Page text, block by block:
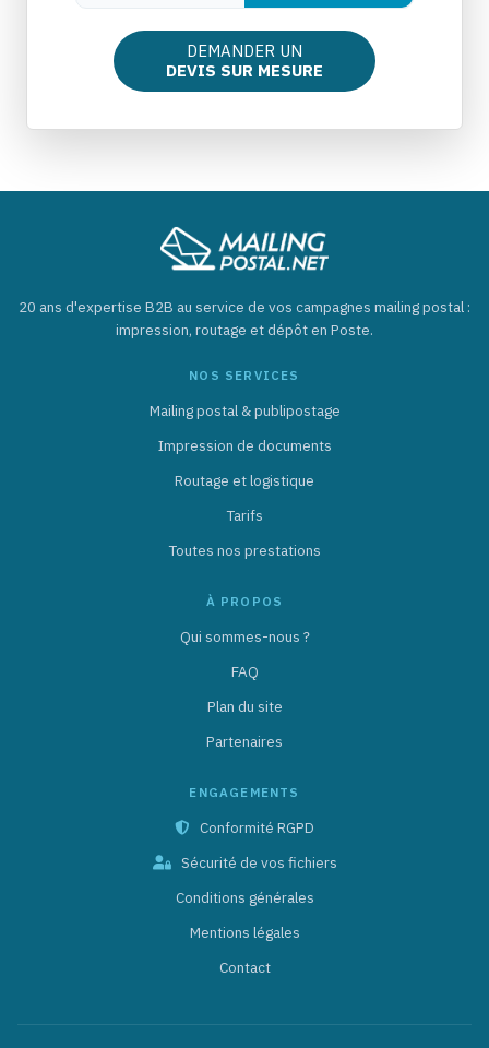
DEMANDER UN
DEVIS SUR MESURE
20 ans d'expertise B2B au service de vos campagnes mailing postal :
impression, routage et dépôt en Poste.
NOS SERVICES
Mailing postal & publipostage
Impression de documents
Routage et logistique
Tarifs
Toutes nos prestations
À PROPOS
Qui sommes-nous ?
FAQ
Plan du site
Partenaires
ENGAGEMENTS
Conformité RGPD
Sécurité de vos fichiers
Conditions générales
Mentions légales
Contact